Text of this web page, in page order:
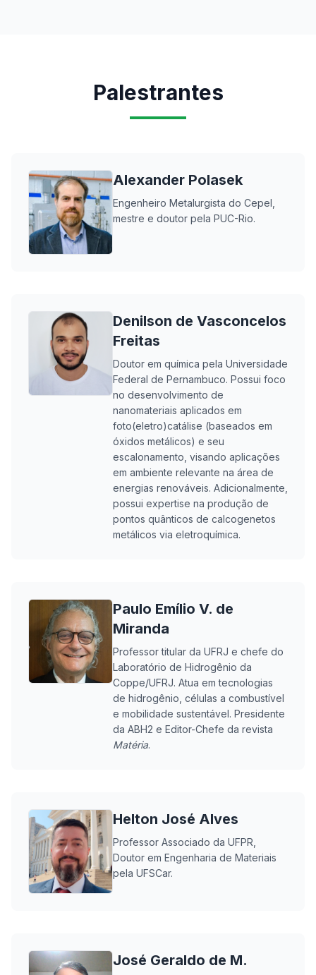
Palestrantes
Alexander Polasek
Engenheiro Metalurgista do Cepel,
mestre e doutor pela PUC-Rio.
Denilson de Vasconcelos
Freitas
Doutor em química pela Universidade
Federal de Pernambuco. Possui foco
no desenvolvimento de
nanomateriais aplicados em
foto(eletro)catálise (baseados em
óxidos metálicos) e seu
escalonamento, visando aplicações
em ambiente relevante na área de
energias renováveis. Adicionalmente,
possui expertise na produção de
pontos quânticos de calcogenetos
metálicos via eletroquímica.
Paulo Emílio V. de
Miranda
Professor titular da UFRJ e chefe do
Laboratório de Hidrogênio da
Coppe/UFRJ. Atua em tecnologias
de hidrogênio, células a combustível
e mobilidade sustentável. Presidente
da ABH2 e Editor-Chefe da revista
Matéria.
Helton José Alves
Professor Associado da UFPR,
Doutor em Engenharia de Materiais
pela UFSCar.
José Geraldo de M.